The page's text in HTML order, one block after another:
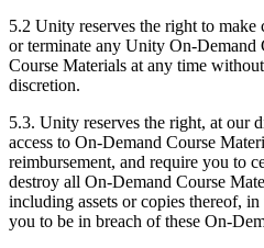
5.2 Unity reserves the right to make
or terminate any Unity On-Demand
Course Materials at any time
discretion.
5.3. Unity reserves the right, at our
access to On-Demand Course
reimbursement, and require you to
destroy all On-Demand Course
including assets or copies thereof,
you to be in breach of these On-